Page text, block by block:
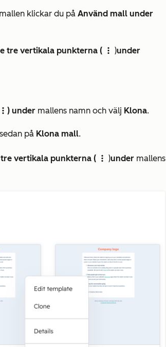
klickar du på Använd mall under
tre vertikala punkterna ( verticalMenu )under
verticalMenu ) under mallens namn och välj Klona.
på Klona mall.
vertikala punkterna ( verticalMenu )under mallens